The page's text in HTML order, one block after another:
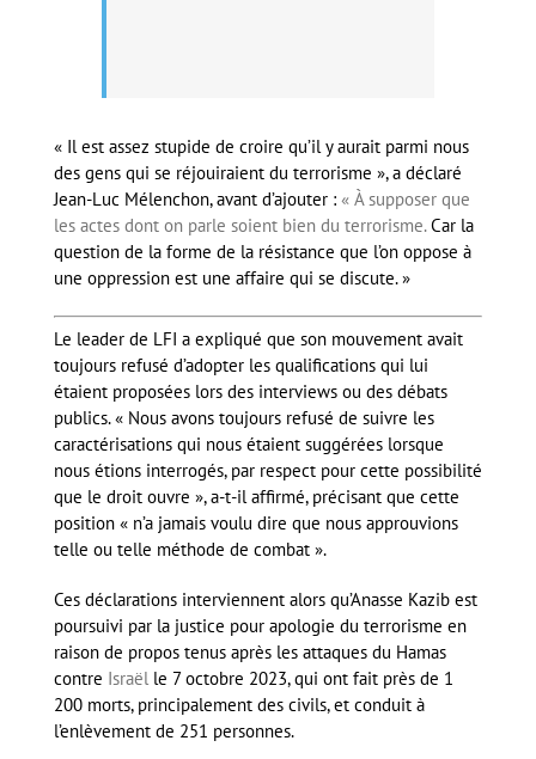
« Il est assez stupide de croire qu’il y aurait parmi nous
des gens qui se réjouiraient du terrorisme », a déclaré
Jean-Luc Mélenchon, avant d’ajouter : « À supposer que
les actes dont on parle soient bien du terrorisme.Car la
question de la forme de la résistance que l’on oppose à
une oppression est une affaire qui se discute. »
Le leader de LFI a expliqué que son mouvement avait
toujours refusé d’adopter les qualifications qui lui
étaient proposées lors des interviews ou des débats
publics. « Nous avons toujours refusé de suivre les
caractérisations qui nous étaient suggérées lorsque
nous étions interrogés, par respect pour cette possibilité
que le droit ouvre », a-t-il affirmé, précisant que cette
position « n’a jamais voulu dire que nous approuvions
telle ou telle méthode de combat ».
Ces déclarations interviennent alors qu’Anasse Kazib est
poursuivi par la justice pour apologie du terrorisme en
raison de propos tenus après les attaques du Hamas
contre Israël le 7 octobre 2023, qui ont fait près de 1
200 morts, principalement des civils, et conduit à
l’enlèvement de 251 personnes.